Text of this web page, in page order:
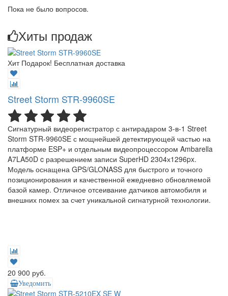
Пока не было вопросов.
Хиты продаж
Хит Подарок! Бесплатная доставка
Street Storm STR-9960SE
Сигнатурный видеорегистратор с антирадаром 3-в-1 Street
Storm STR-9960SE с мощнейшей детектирующей частью на
платформе ESP+ и отдельным видеопроцессором Ambarella
A7LA50D c разрешением записи SuperHD 2304х1296px.
Модель оснащена GPS/GLONASS для быстрого и точного
позиционирования и качественной ежедневно обновляемой
базой камер. Отличное отсеивание датчиков автомобиля и
внешних помех за счет уникальной сигнатурной технологии.
20 900 руб.
Уведомить